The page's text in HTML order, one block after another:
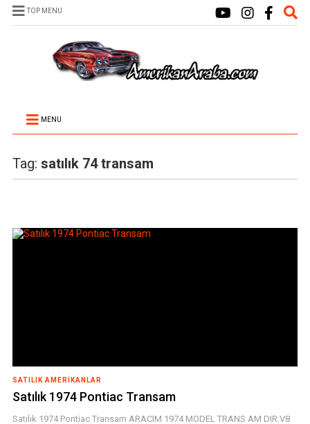
TOP MENU
MENU
Tag: satılık 74 transam
SATILIK AMERIKANLAR
Satılık 1974 Pontiac Transam
Satılık 1974 Pontiac Transam ARACIM 1974 MODEL TRANS AM DIR.V8